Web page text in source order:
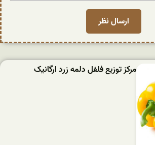
مرکز توزیع فلفل دلمه زرد ارگانیک